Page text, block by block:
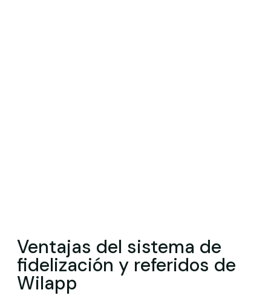
Ventajas del sistema de
fidelización y referidos de
Wilapp